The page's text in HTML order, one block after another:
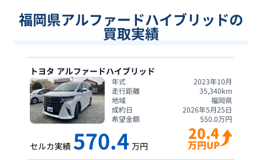
福岡県アルファードハイブリッドの
買取実績
トヨタ アルファードハイブリッド
年式
2023年10月
走行距離
35,340km
地域
福岡県
成約日
2026年5月25日
希望金額
550.0万円
セルカ実績 570.4 万円
20.4
万円UP